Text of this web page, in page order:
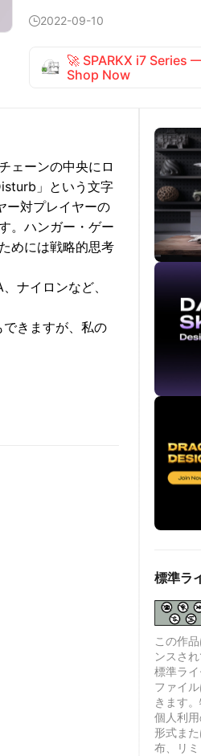
2022-09-10
🚀 SPARKX i7 Series
Shop Now
ェーンの中央にロ
」という文字
ー対プレイヤーの
。ハンガー・ゲー
めには戦略的思考
ナイロンなど、
きますが、私の
標準ラ
この作
ンスさ
標準ラ
ファイ
きます
個人利
形式ま
布、リ